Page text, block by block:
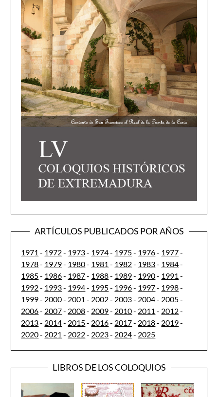
ARTÍCULOS PUBLICADOS POR AÑOS
1971 - 1972- 1973- 1974- 1975- 1976- 1977-
1978- 1979- 1980- 1981 - 1982- 1983- 1984-
1985- 1986- 1987- 1988- 1989- 1990- 1991 -
1992- 1993- 1994- 1995- 1996- 1997- 1998-
1999- 2000- 2001 - 2002- 2003- 2004- 2005-
2006- 2007- 2008- 2009- 2010- 2011 - 2012-
2013- 2014- 2015- 2016- 2017- 2018- 2019-
2020- 2021 - 2022- 2023- 2024- 2025
LIBROS DE LOS COLOQUIOS